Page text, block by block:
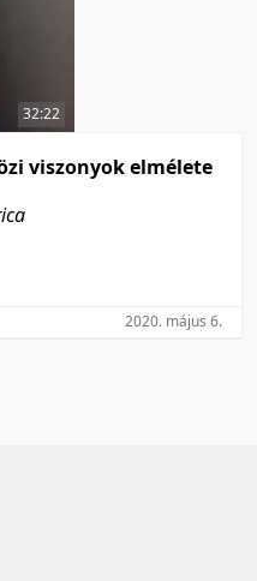
Utolsó módosítás szerint
Utolsó módosítás szerint
32:22
viszonyok elmélete
2020. május 6.